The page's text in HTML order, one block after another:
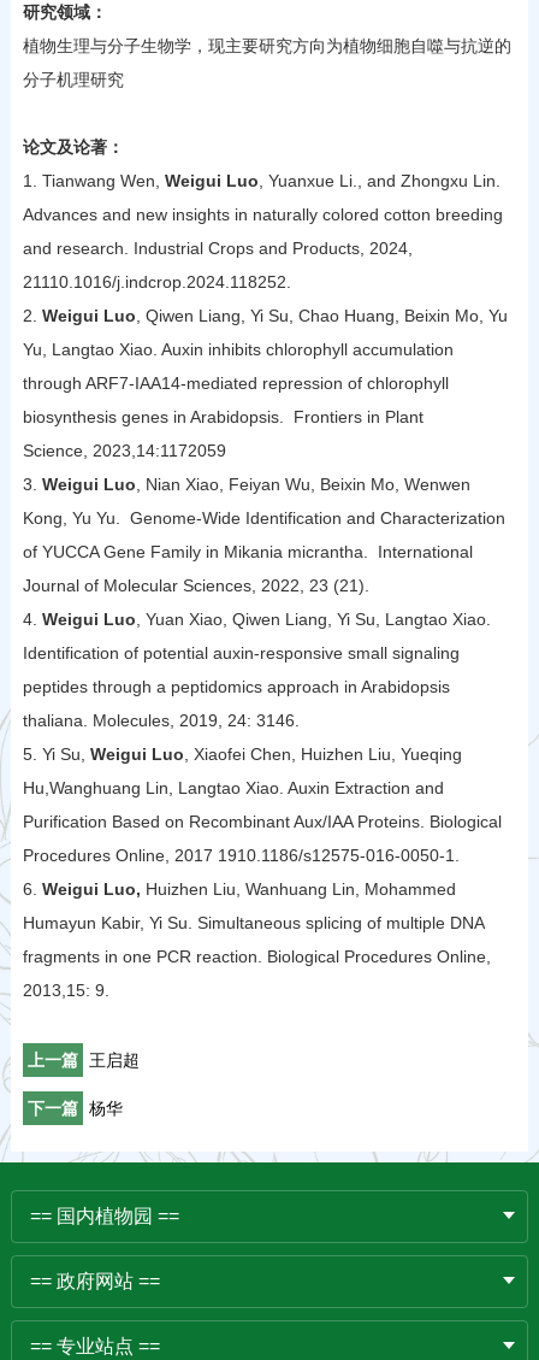
研究领域：
植物生理与分子生物学，现主要研究方向为植物细胞自噬与抗逆的
分子机理研究
论文及论著：
1. Tianwang Wen, Weigui Luo , Yuanxue Li., and Zhongxu Lin.
Advances and new insights in naturally colored cotton breeding
and research. Industrial Crops and Products, 2024,
21110.1016/j.indcrop.2024.118252.
2. Weigui Luo , Qiwen Liang, Yi Su, Chao Huang, Beixin Mo, Yu
Yu, Langtao Xiao. Auxin inhibits chlorophyll accumulation
through ARF7-IAA14-mediated repression of chlorophyll
biosynthesis genes in Arabidopsis. Frontiers in Plant
Science, 2023,14:1172059
3. Weigui Luo , Nian Xiao, Feiyan Wu, Beixin Mo, Wenwen
Kong, Yu Yu. Genome-Wide Identification and Characterization
of YUCCA Gene Family in Mikania micrantha. International
Journal of Molecular Sciences, 2022, 23 (21).
4. Weigui Luo , Yuan Xiao, Qiwen Liang, Yi Su, Langtao Xiao.
Identification of potential auxin-responsive small signaling
peptides through a peptidomics approach in Arabidopsis
thaliana. Molecules, 2019, 24: 3146.
5. Yi Su, Weigui Luo , Xiaofei Chen, Huizhen Liu, Yueqing
Hu,Wanghuang Lin, Langtao Xiao. Auxin Extraction and
Purification Based on Recombinant Aux/IAA Proteins. Biological
Procedures Online, 2017 1910.1186/s12575-016-0050-1.
6. Weigui Luo, Huizhen Liu, Wanhuang Lin, Mohammed
Humayun Kabir, Yi Su. Simultaneous splicing of multiple DNA
fragments in one PCR reaction. Biological Procedures Online,
2013,15: 9.
上一篇 王启超
下一篇 杨华
== 国内植物园 ==
== 政府网站 ==
== 专业站点 ==